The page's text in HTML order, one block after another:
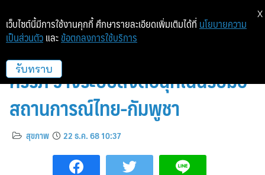
สธ.ส่งโมบายคลินิกดูแลหญิงตั้ง
ครรภ์ วางระบบส่งต่อฉุกเฉินรับมือ
สถานการณ์ไทย-กัมพูชา
สุขภาพ 22 ธ.ค. 68 10:37
เว็บไซต์นี้มีการใช้งานคุกกี้ ศึกษารายละเอียดเพิ่มเติมได้ที่ นโยบายความ
เป็นส่วนตัว และ ข้อตกลงการใช้บริการ
รับทราบ
X